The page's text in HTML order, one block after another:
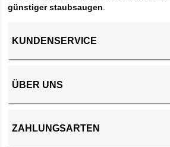
günstiger staubsaugen
KUNDENSERVICE
ÜBER UNS
ZAHLUNGSARTEN